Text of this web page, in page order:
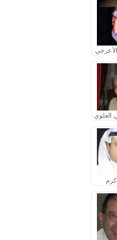
العلوي